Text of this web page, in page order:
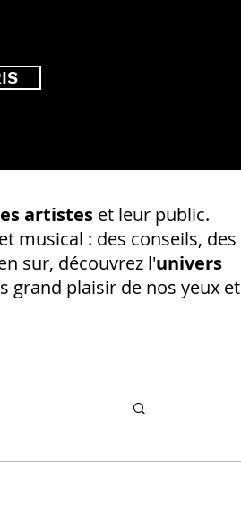
artistes et leur public.
musical : des conseils, des
sur, découvrez l'univers
grand plaisir de nos yeux et